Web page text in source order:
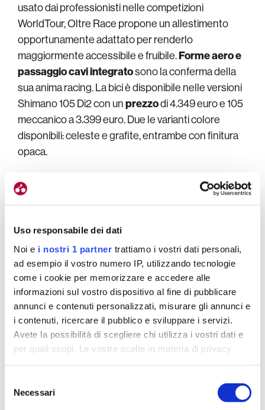
Uso responsabile dei dati
Noi e i nostri 1 partner trattiamo i vostri dati personali,
ad esempio il vostro numero IP, utilizzando tecnologie
come i cookie per memorizzare e accedere alle
informazioni sul vostro dispositivo al fine di pubblicare
annunci e contenuti personalizzati, misurare gli annunci e
i contenuti, ricercare il pubblico e sviluppare i servizi.
Avete la possibilità di scegliere chi utilizza i vostri dati e
per quali scopi. Le vostre scelte in materia di privacy
revocare il proprio consenso in qualsiasi momento dalla
Dichiarazione sui cookie o facendo clic sull'icona di
delNecessari
usato dai professionisti nelle competizioni
WorldTour, Oltre Race propone un allestimento
opportunamente adattato per renderlo
maggiormente accessibile e fruibile.Forme aero e
passaggio cavi integratosono la conferma della
sua anima racing. La bici è disponibile nelle versioni
Shimano 105 Di2 con unprezzodi 4.349 euro e 105
meccanico a 3.399 euro. Due le varianti colore
disponibili: celeste e grafite, entrambe con finitura
opaca.